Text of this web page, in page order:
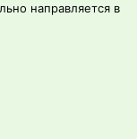
направляется в